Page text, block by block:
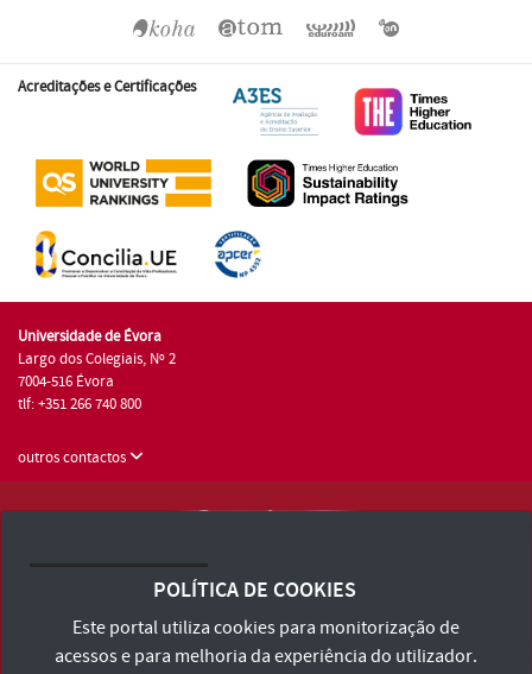
Acreditações e Certificações
Universidade de Évora
Largo dos Colegiais, Nº 2
7004-516 Évora
tlf: +351 266 740 800
outros contactos
Consulte os Termos e Condições e Política de Privacidade
Declaração de Acessibilidade
POLÍTICA DE COOKIES
Este portal utiliza cookies para monitorização de
acessos e para melhoria da experiência do utilizador.